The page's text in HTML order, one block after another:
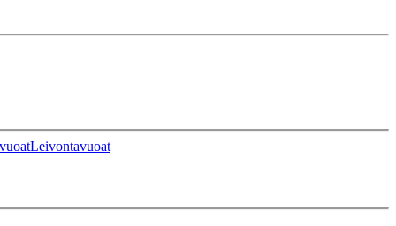
Leivontavuoat